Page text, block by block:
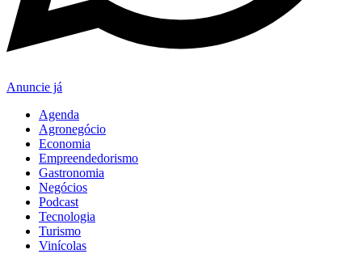
Anuncie já
Agenda
Agronegócio
Economia
Empreendedorismo
Gastronomia
Negócios
Podcast
Tecnologia
Turismo
Vinícolas